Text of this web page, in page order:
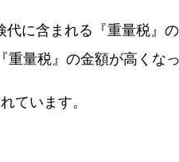
に含まれる『重量税』
量税』の金額が高くなっ
ています。